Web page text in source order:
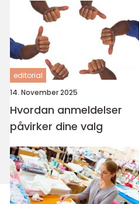
editorial
14. November 2025
Hvordan anmeldelser
påvirker dine valg